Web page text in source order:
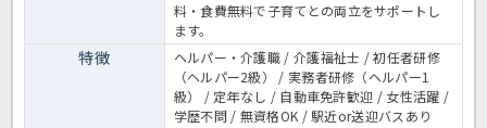
料・食費無料で子育てとの両立をサポートし
ます。
特徴
ヘルパー・介護職 / 介護福祉士 / 初任者研修
（ヘルパー2級） / 実務者研修（ヘルパー1
級） / 定年なし / 自動車免許歓迎 / 女性活躍 /
学歴不問 / 無資格OK / 駅近or送迎バスあり